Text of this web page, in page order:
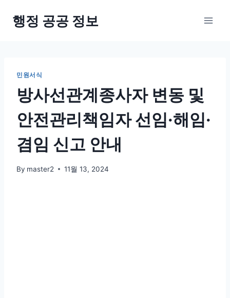
행정 공공 정보
민원서식
방사선관계종사자 변동 및
안전관리책임자 선임·해임·
겸임 신고 안내
By master2 11월 13, 2024